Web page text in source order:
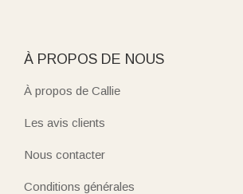
À PROPOS DE NOUS
À propos de Callie
Les avis clients
Nous contacter
Conditions générales